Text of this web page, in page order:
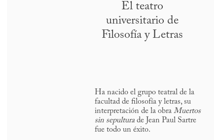
El teatro
universitario de
Filosofía y Letras
Ha nacido el grupo teatral de la
facultad de filosofía y letras, su
interpretación de la obra Muertos
sin sepultura de Jean Paul Sartre
fue todo un éxito.